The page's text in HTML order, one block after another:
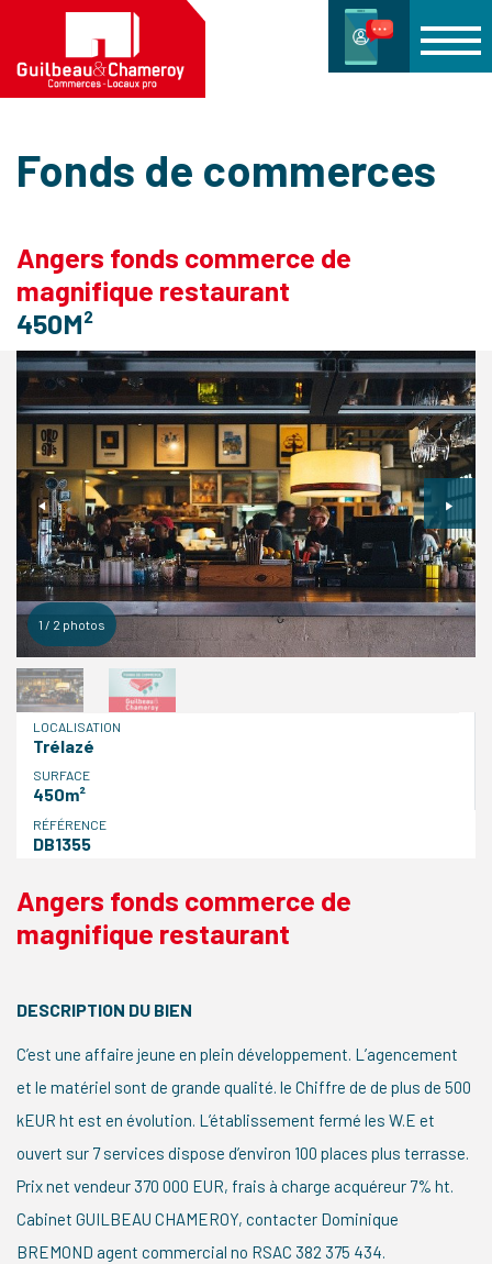
Fonds de commerces
Angers fonds commerce de
magnifique restaurant
450M²
1 / 2 photos
LOCALISATION
Trélazé
SURFACE
450m²
RÉFÉRENCE
DB1355
Angers fonds commerce de
magnifique restaurant
DESCRIPTION DU BIEN
C’est une affaire jeune en plein développement. L’agencement
et le matériel sont de grande qualité. le Chiffre de de plus de 500
kEUR ht est en évolution. L’établissement fermé les W.E et
ouvert sur 7 services dispose d’environ 100 places plus terrasse.
Prix net vendeur 370 000 EUR, frais à charge acquéreur 7% ht.
Cabinet GUILBEAU CHAMEROY, contacter Dominique
BREMOND agent commercial no RSAC 382 375 434.